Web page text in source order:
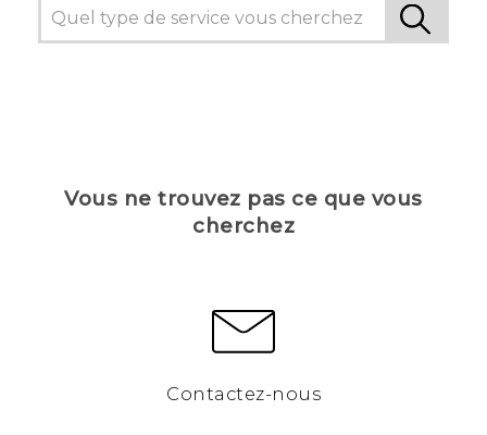
Vous ne trouvez pas ce que vous
cherchez
Contactez-nous